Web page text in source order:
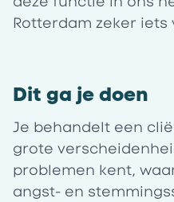
Rotterdam zeker iets
Dit ga je doen
Je behandelt een
grote
problemen kent,
angst- en